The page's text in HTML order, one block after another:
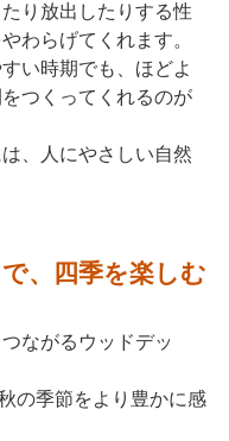
り放出したりする性
わらげてくれます。
い時期でも、ほどよ
つくってくれるのが
、人にやさしい自然
、四季を楽しむ
ながるウッドデッ
の季節をより豊かに感